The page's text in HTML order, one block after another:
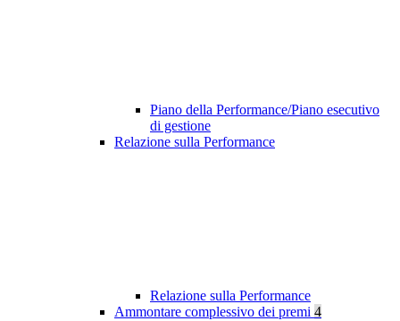
Piano della Performance/Piano esecutivo
di gestione
Relazione sulla Performance
Relazione sulla Performance
Ammontare complessivo dei premi 4